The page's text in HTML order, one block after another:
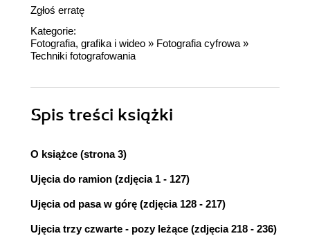
Zgłoś erratę
Kategorie:
Fotografia, grafika i wideo » Fotografia cyfrowa»
Techniki fotografowania
Spis treści książki
O książce (strona 3)
Ujęcia do ramion (zdjęcia 1 - 127)
Ujęcia od pasa w górę (zdjęcia 128 - 217)
Ujęcia trzy czwarte - pozy leżące (zdjęcia 218 - 236)